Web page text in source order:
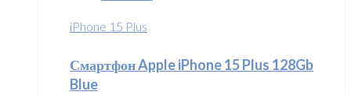
iPhone 15 Plus
Смартфон Apple iPhone 15 Plus 128Gb
Blue